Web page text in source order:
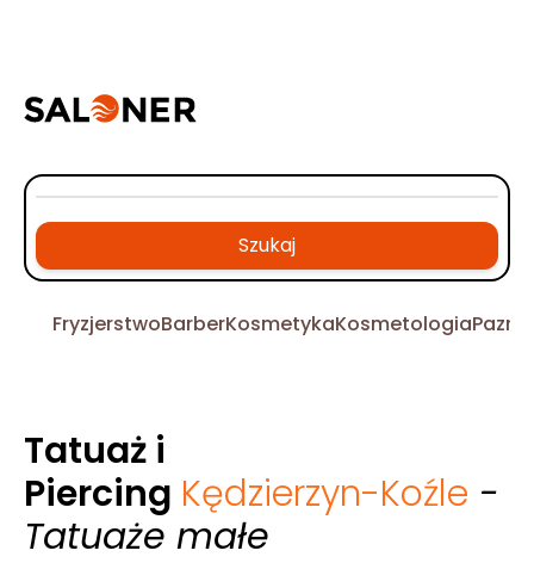
Szukaj
FryzjerstwoBarberKosmetykaKosmetologia
Tatuaż i
Piercing Kędzierzyn-Koźle -
Tatuaże małe